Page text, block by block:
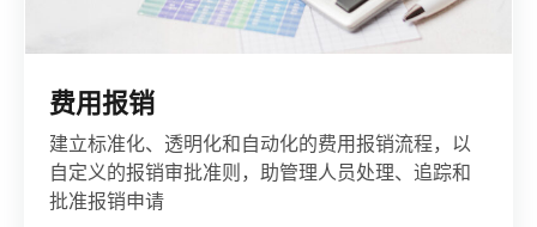
费用报销
建立标准化、透明化和自动化的费用报销流程，以
自定义的报销审批准则，助管理人员处理、追踪和
批准报销申请